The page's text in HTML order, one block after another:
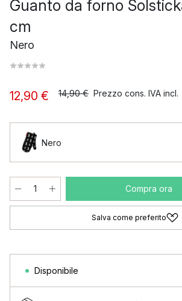
Guanto da forno
cm
Nero
12,90 € 14,90 € Prezzo cons. IVA incl.
Nero
Compra ora
Salva come preferito
Disponibile